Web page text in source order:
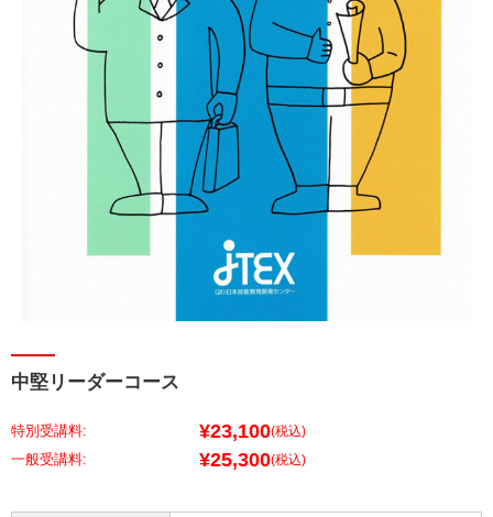
中堅リーダーコース
特別受講料: ¥23,100(税込)
¥25,300(税込)